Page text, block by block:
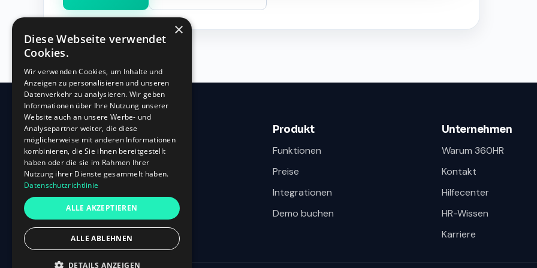
360HR
Oberbilker Allee 315
D-40227 Düsseldorf
+49 (0)211-87 507 907
Produkt
Funktionen
Preise
Integrationen
Demo buchen
Unternehmen
Warum 360HR
Kontakt
Hilfecenter
HR-Wissen
Karriere
×
Diese Webseite verwendet
Cookies.
Wir verwenden Cookies, um Inhalte und
Anzeigen zu personalisieren und unseren
Datenverkehr zu analysieren. Wir geben
Informationen über Ihre Nutzung unserer
Website auch an unsere Werbe- und
Analysepartner weiter, die diese
möglicherweise mit anderen Informationen
kombinieren, die Sie ihnen bereitgestellt
haben oder die sie im Rahmen Ihrer
Nutzung ihrer Dienste gesammelt haben.
Datenschutzrichtlinie
ALLE AKZEPTIEREN
ALLE ABLEHNEN
DETAILS ANZEIGEN